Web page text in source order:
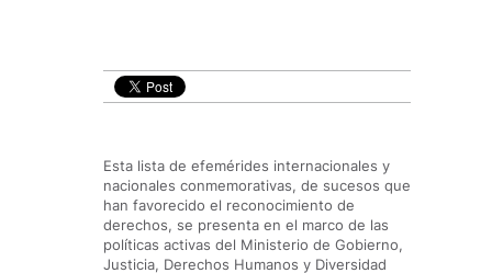
Esta lista de efemérides internacionales y
nacionales conmemorativas, de sucesos que
han favorecido el reconocimiento de
derechos, se presenta en el marco de las
políticas activas del Ministerio de Gobierno,
Justicia, Derechos Humanos y Diversidad